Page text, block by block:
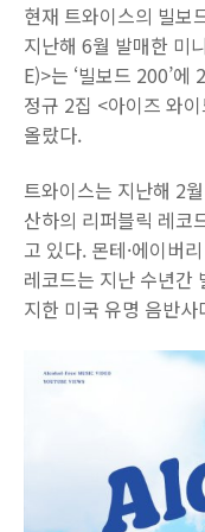
현재 트와이스의 빌보
지난해 6월 발매한 미
E)>는 ‘빌보드 200’
정규 2집 <아이즈 와
올랐다.
트와이스는 지난해 2
산하의 리퍼블릭 레코
고 있다. 몬테·에이버
레코드는 지난 수년간
지한 미국 유명 음반사